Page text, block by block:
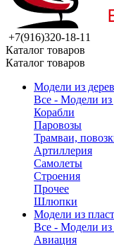
+7(916)320-18-11
Каталог товаров
Каталог товаров
Модели из
Все - Модели из
Корабли
Паровозы
Трамваи,
Артиллерия
Самолеты
Строения
Прочее
Шлюпки
Модели из
Все - Модели из
Авиация